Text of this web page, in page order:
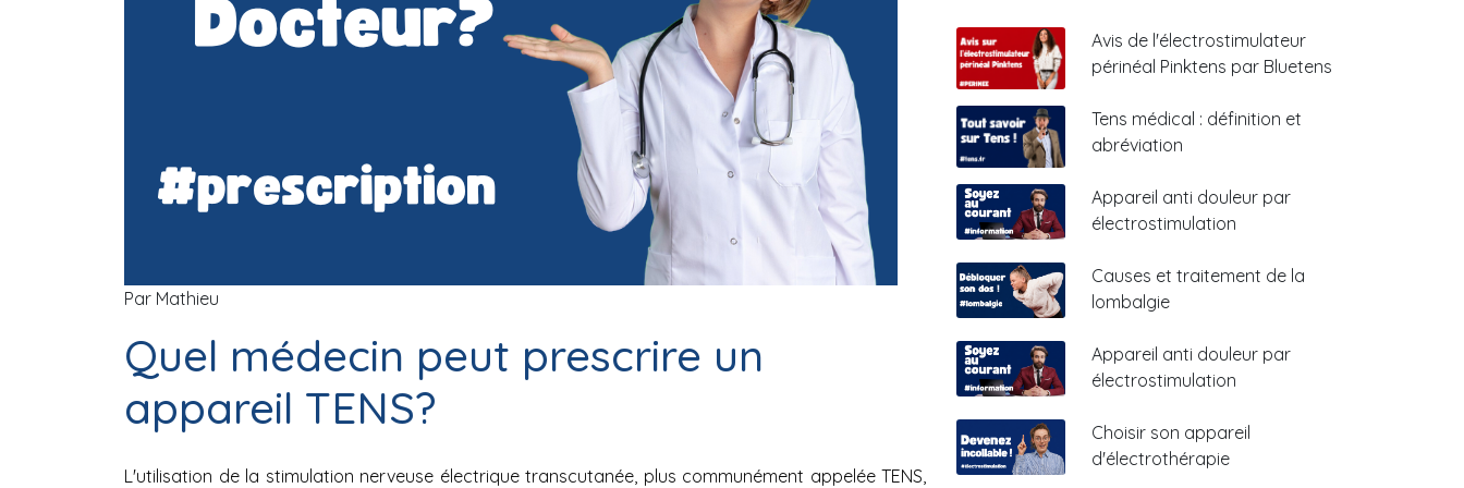
Par Mathieu
Quel médecin peut prescrire un
appareil TENS?
L'utilisation de la stimulation nerveuse électrique transcutanée, plus communément appelée TENS,
Avis de l'électrostimulateur
périnéal Pinktens par Bluetens
Tens médical : définition et
abréviation
Appareil anti douleur par
électrostimulation
Causes et traitement de la
lombalgie
Appareil anti douleur par
électrostimulation
Choisir son appareil
d'électrothérapie